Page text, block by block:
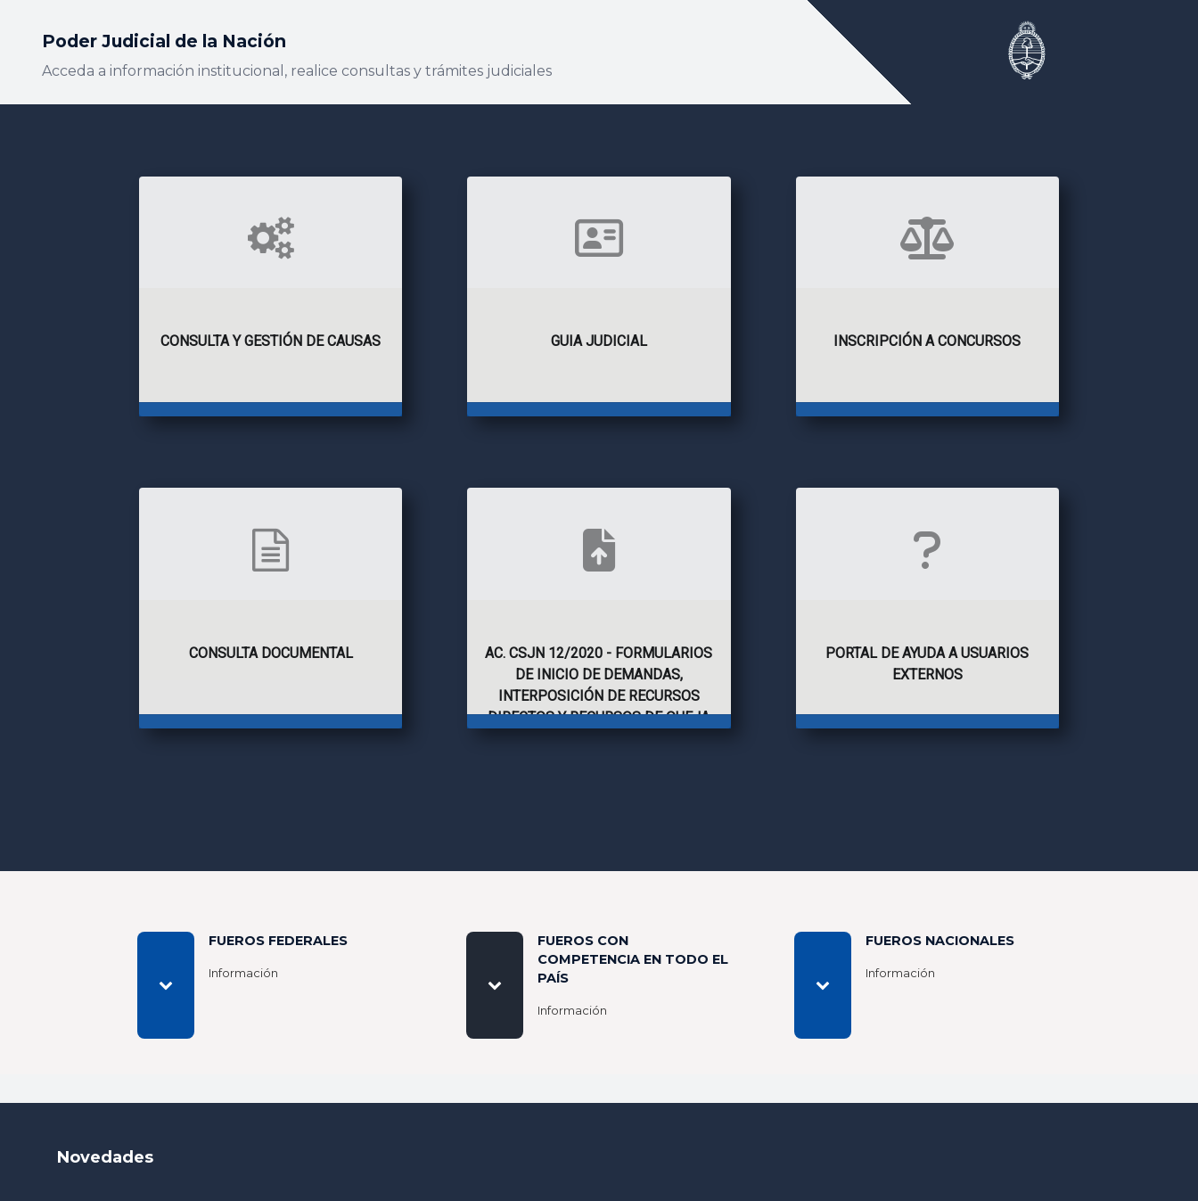
Poder Judicial de la Nación
Acceda a información institucional, realice consultas y trámites judiciales
CONSULTA Y GESTIÓN DE CAUSAS GUIA JUDICIAL INSCRIPCIÓN A CONCURSOS
CONSULTA DOCUMENTAL
AC. CSJN 12/2020 - FORMULARIOS
DE INICIO DE DEMANDAS,
INTERPOSICIÓN DE RECURSOS
DIRECTOS Y RECURSOS DE QUEJA
PORTAL DE AYUDA A USUARIOS
EXTERNOS
FUEROS FEDERALES
Información
FUEROS CON
COMPETENCIA EN TODO EL
PAÍS
Información
FUEROS NACIONALES
Información
Novedades